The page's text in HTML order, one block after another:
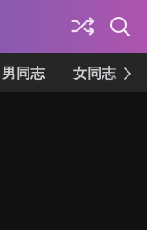
男同志 女同志